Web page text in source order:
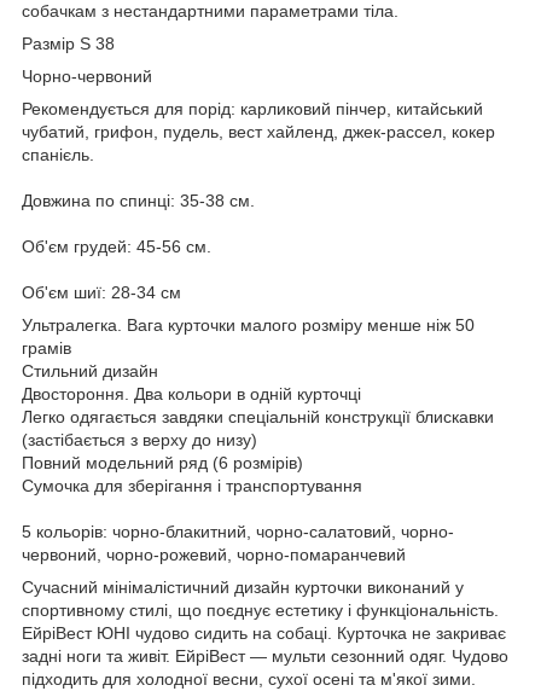
собачкам з нестандартними параметрами тіла.
Размір S 38
Чорно-червоний
Рекомендується для порід: карликовий пінчер, китайський
чубатий, грифон, пудель, вест хайленд, джек-рассел, кокер
спанієль.
Довжина по спинці: 35-38 см.
Об'єм грудей: 45-56 см.
Об'єм шиї: 28-34 см
Ультралегка. Вага курточки малого розміру менше ніж 50
грамів
Стильний дизайн
Двостороння. Два кольори в одній курточці
Легко одягається завдяки спеціальній конструкції блискавки
(застібається з верху до низу)
Повний модельний ряд (6 розмірів)
Сумочка для зберігання і транспортування
5 кольорів: чорно-блакитний, чорно-салатовий, чорно-
червоний, чорно-рожевий, чорно-помаранчевий
Сучасний мінімалістичний дизайн курточки виконаний у
спортивному стилі, що поєднує естетику і функціональність.
ЕйріВест ЮНІ чудово сидить на собаці. Курточка не закриває
задні ноги та живіт. ЕйріВест — мульти сезонний одяг. Чудово
підходить для холодної весни, сухої осені та м'якої зими.